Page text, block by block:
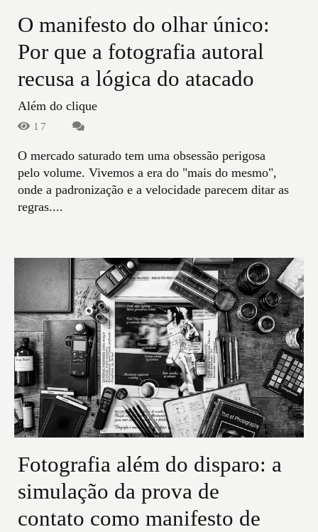
O manifesto do olhar único:
Por que a fotografia autoral
recusa a lógica do atacado
Além do clique
17
O mercado saturado tem uma obsessão perigosa
pelo volume. Vivemos a era do "mais do mesmo",
onde a padronização e a velocidade parecem ditar as
regras....
Fotografia além do disparo: a
simulação da prova de
contato como manifesto de